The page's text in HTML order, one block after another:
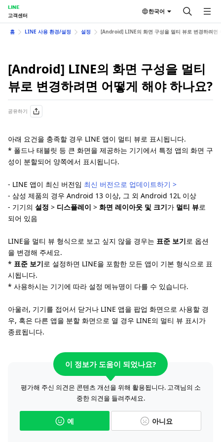
LINE
고객센터
한국어
홈 LINE 사용 환경/설정 설정 [Android] LINE의 화면 구성을 멀티 뷰로 변경하려면
[Android] LINE의 화면 구성을 멀티
뷰로 변경하려면 어떻게 해야 하나요?
공유하기
아래 요건을 충족할 경우 LINE 앱이 멀티 뷰로 표시됩니다.
* 폴드나 태블릿 등 큰 화면을 제공하는 기기에서 특정 앱의 화면 구
성이 분할되어 양쪽에서 표시됩니다.
- LINE 앱이 최신 버전임 최신 버전으로 업데이트하기 >
- 삼성 제품의 경우 Android 13 이상, 그 외 Android 12L 이상
- 기기의 설정 > 디스플레이 > 화면 레이아웃 및 크기가 멀티 뷰로
되어 있음
LINE을 멀티 뷰 형식으로 보고 싶지 않을 경우는 표준 보기로 옵션
을 변경해 주세요.
* 표준 보기로 설정하면 LINE을 포함한 모든 앱이 기본 형식으로 표
시됩니다.
* 사용하시는 기기에 따라 설정 메뉴명이 다를 수 있습니다.
아울러, 기기를 접어서 닫거나 LINE 앱을 팝업 화면으로 사용할 경
우, 혹은 다른 앱을 분할 화면으로 열 경우 LINE의 멀티 뷰 표시가
종료됩니다.
이 정보가 도움이 되었나요?
평가해 주신 의견은 콘텐츠 개선을 위해 활용됩니다. 고객님의 소
중한 의견을 들려주세요.
예 아니요